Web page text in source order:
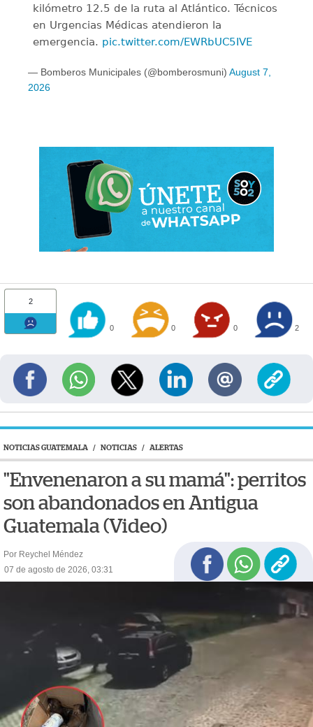
kilómetro 12.5 de la ruta al Atlántico. Técnicos
en Urgencias Médicas atendieron la
emergencia. pic.twitter.com/EWRbUC5IVE
— Bomberos Municipales (@bomberosmuni) August 7,
2026
2
0 0 0 2
NOTICIAS GUATEMALA / NOTICIAS / ALERTAS
"Envenenaron a su mamá": perritos
son abandonados en Antigua
Guatemala (Video)
Por Reychel Méndez
07 de agosto de 2026, 03:31